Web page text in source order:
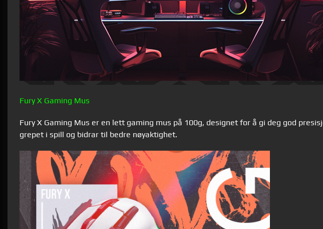
Fury X Gaming Mus
Fury X Gaming Mus er en lett gaming mus på 100g, designet for å gi deg god
grepet i spill og bidrar til bedre nøyaktighet.